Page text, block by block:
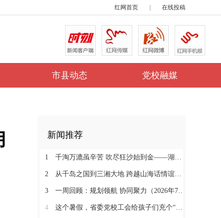
红网首页 在线投稿
市县动态 党校融媒
新闻推荐
1 千淘万漉虽辛苦 吹尽狂沙始到金——湖南省委党校开展2024-2025年度精品课评选
2 从千岛之国到三湘大地 跨越山海话情谊——印度尼西亚专业集团党干部考察团来湘考察纪实
3 一周回顾：规划领航 协同聚力（2026年7月13日—7月19日）
4 这个暑假，省委党校工会给孩子们充个“文化电”